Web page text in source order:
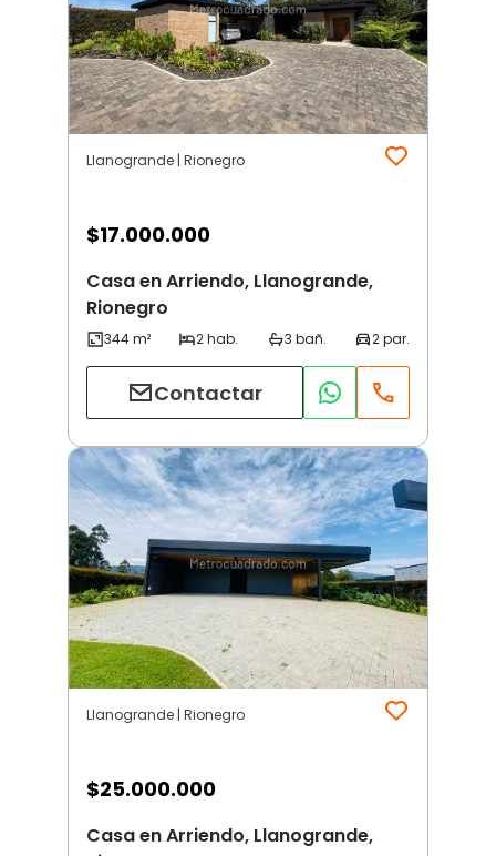
Llanogrande | Rionegro
$17.000.000
Casa en Arriendo, Llanogrande,
Rionegro
Contactar
Llanogrande | Rionegro
$25.000.000
Casa en Arriendo, Llanogrande,